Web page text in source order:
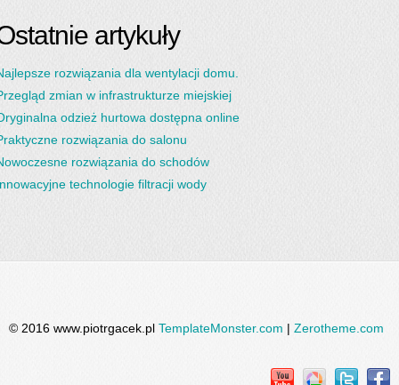
artykuły
rozwiązania dla wentylacji domu.
zmian w infrastrukturze miejskiej
odzież hurtowa dostępna online
rozwiązania do salonu
rozwiązania do schodów
technologie filtracji wody
© 2016 www.piotrgacek.pl TemplateMonster.com | Zerotheme.com